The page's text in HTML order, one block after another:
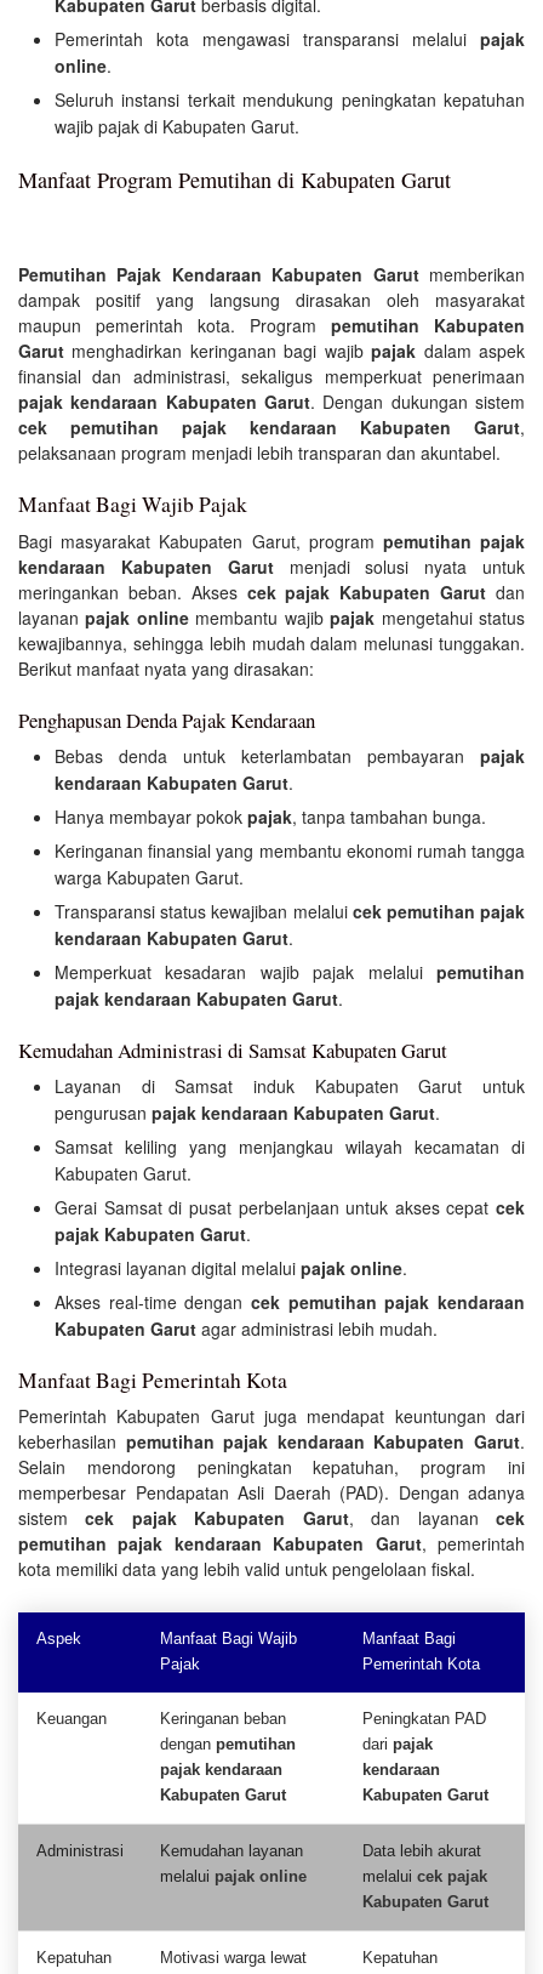
Pemerintah kota mengawasi transparansi melalui pajak
online.
Seluruh instansi terkait mendukung peningkatan kepatuhan
wajib pajak di Kabupaten Garut.
Manfaat Program Pemutihan di Kabupaten Garut
Pemutihan Pajak Kendaraan Kabupaten Garutmemberikan
dampak positif yang langsung dirasakan oleh masyarakat
maupun pemerintah kota. Program pemutihan Kabupaten
Garut menghadirkan keringanan bagi wajibpajak dalam aspek
finansial dan administrasi, sekaligus memperkuat penerimaan
pajak kendaraan Kabupaten Garut. Dengan dukungan sistem
cek pemutihan pajak kendaraan Kabupaten Garut,
pelaksanaan program menjadi lebih transparan dan akuntabel.
Manfaat Bagi Wajib Pajak
Bagi masyarakat Kabupaten Garut, program pemutihan pajak
kendaraan Kabupaten Garutmenjadi solusi nyata untuk
meringankan beban. Akses cek pajak Kabupaten Garut dan
layananpajak onlinemembantu wajibpajak mengetahui status
kewajibannya, sehingga lebih mudah dalam melunasi tunggakan.
Berikut manfaat nyata yang dirasakan:
Penghapusan Denda Pajak Kendaraan
Bebas denda untuk keterlambatan pembayaran pajak
kendaraan Kabupaten Garut.
Hanya membayar pokok pajak, tanpa tambahan bunga.
Keringanan finansial yang membantu ekonomi rumah tangga
warga Kabupaten Garut.
Transparansi status kewajiban melalui cek pemutihan pajak
kendaraan Kabupaten Garut.
Memperkuat kesadaran wajib pajak melalui pemutihan
pajak kendaraan Kabupaten Garut.
Kemudahan Administrasi di Samsat Kabupaten Garut
Layanan di Samsat induk Kabupaten Garut untuk
pengurusan pajak kendaraan Kabupaten Garut.
Samsat keliling yang menjangkau wilayah kecamatan di
Kabupaten Garut.
Gerai Samsat di pusat perbelanjaan untuk akses cepat cek
pajak Kabupaten Garut.
Integrasi layanan digital melalui pajak online.
Akses real-time dengan cek pemutihan pajak kendaraan
Kabupaten Garut agar administrasi lebih mudah.
Manfaat Bagi Pemerintah Kota
Pemerintah Kabupaten Garut juga mendapat keuntungan dari
keberhasilan pemutihan pajak kendaraan Kabupaten Garut.
Selain mendorong peningkatan kepatuhan, program ini
memperbesar Pendapatan Asli Daerah (PAD). Dengan adanya
sistemcek pajak Kabupaten Garut, dan layanancek
pemutihan pajak kendaraan Kabupaten Garut, pemerintah
kota memiliki data yang lebih valid untuk pengelolaan fiskal.
Aspek
Manfaat Bagi Wajib
Pajak
Manfaat Bagi
Pemerintah Kota
Keuangan
Keringanan beban
dengan pemutihan
pajak kendaraan
Kabupaten Garut
Peningkatan PAD
dari pajak
kendaraan
Kabupaten Garut
Administrasi
Kemudahan layanan
melalui pajak online
Data lebih akurat
melalui cek pajak
Kabupaten Garut
Kepatuhan
Motivasi warga lewat
Kepatuhan